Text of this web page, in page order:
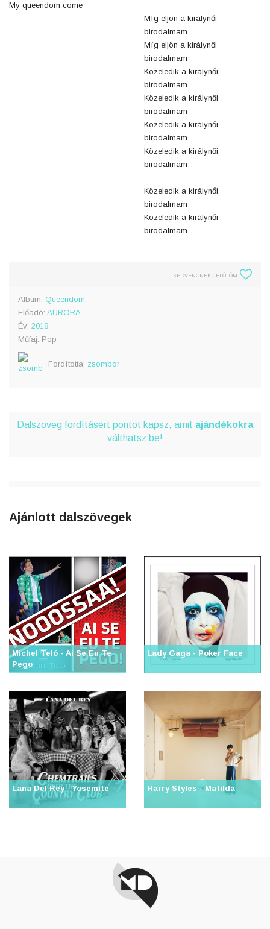
My queendom come
Míg eljön a királynői
birodalmam
Míg eljön a királynői
birodalmam
Közeledik a királynői
birodalmam
Közeledik a királynői
birodalmam
Közeledik a királynői
birodalmam
Közeledik a királynői
birodalmam
Közeledik a királynői
birodalmam
Közeledik a királynői
birodalmam
KEDVENCNEK JELÖLÖM
Album: Queendom
Előadó: AURORA
Év: 2018
Műfaj: Pop
Fordította: zsombor
Dalszöveg fordításért pontot kapsz, amit ajándékokra
válthatsz be!
Ajánlott dalszövegek
Michel Teló - Ai Se Eu Te
Pego
Lady Gaga - Poker Face
Lana Del Rey - Yosemite Harry Styles - Matilda